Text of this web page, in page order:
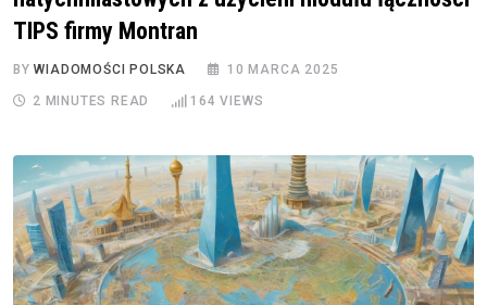
TIPS firmy Montran
BYWIADOMOŚCI POLSKA 10 MARCA 2025
2 MINUTES READ 164 VIEWS